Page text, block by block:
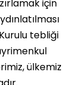
için
tebliği
ülkemiz